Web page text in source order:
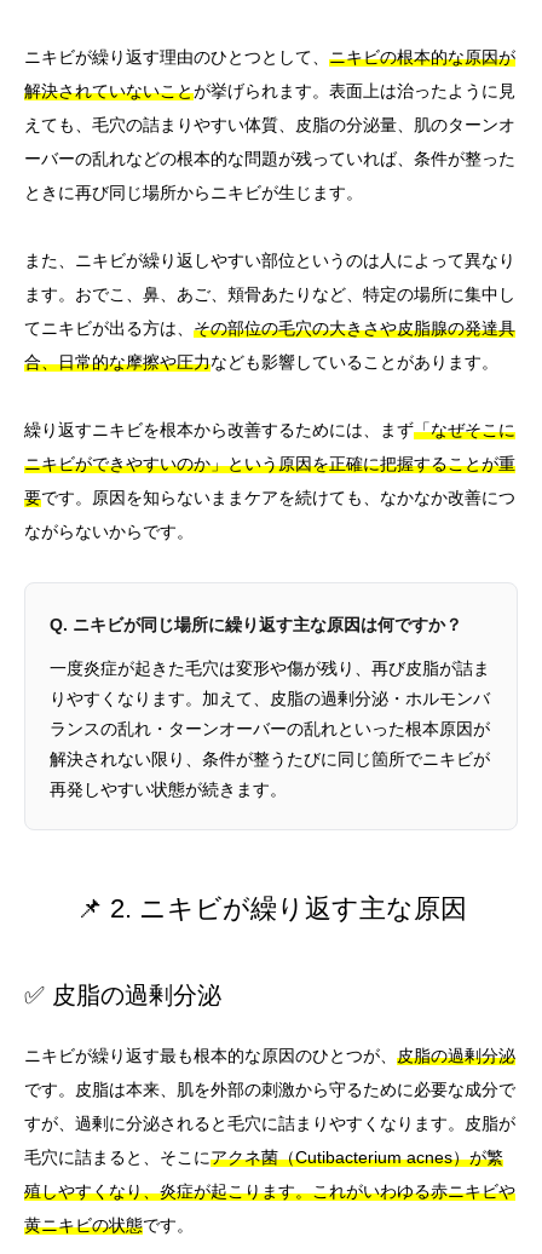
ニキビが繰り返す理由のひとつとして、 ニキビの根本的な原因が
解決されていないことが挙げられます。表面上は治ったように見
えても、毛穴の詰まりやすい体質、皮脂の分泌量、肌のターンオ
ーバーの乱れなどの根本的な問題が残っていれば、条件が整った
ときに再び同じ場所からニキビが生じます。
また、ニキビが繰り返しやすい部位というのは人によって異なり
ます。おでこ、鼻、あご、頬骨あたりなど、特定の場所に集中し
てニキビが出る方は、 その部位の毛穴の大きさや皮脂腺の発達具
合、日常的な摩擦や圧力なども影響していることがあります。
繰り返すニキビを根本から改善するためには、まず「なぜそこに
ニキビができやすいのか」という原因を正確に把握することが重
要です。原因を知らないままケアを続けても、なかなか改善につ
ながらないからです。
Q. ニキビが同じ場所に繰り返す主な原因は何ですか？
一度炎症が起きた毛穴は変形や傷が残り、再び皮脂が詰ま
りやすくなります。加えて、皮脂の過剰分泌・ホルモンバ
ランスの乱れ・ターンオーバーの乱れといった根本原因が
解決されない限り、条件が整うたびに同じ箇所でニキビが
再発しやすい状態が続きます。
📌 2. ニキビが繰り返す主な原因
✅ 皮脂の過剰分泌
ニキビが繰り返す最も根本的な原因のひとつが、 皮脂の過剰分泌
です。皮脂は本来、肌を外部の刺激から守るために必要な成分で
すが、過剰に分泌されると毛穴に詰まりやすくなります。皮脂が
毛穴に詰まると、そこにアクネ菌（Cutibacterium acnes）が繁
殖しやすくなり、炎症が起こります。これがいわゆる赤ニキビや
黄ニキビの状態です。